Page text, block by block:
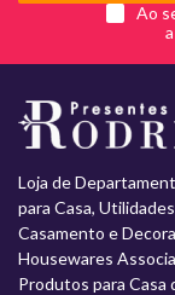
Ao
Loja de
para Casa,
Casamento e
Housewares
Produtos para Casa